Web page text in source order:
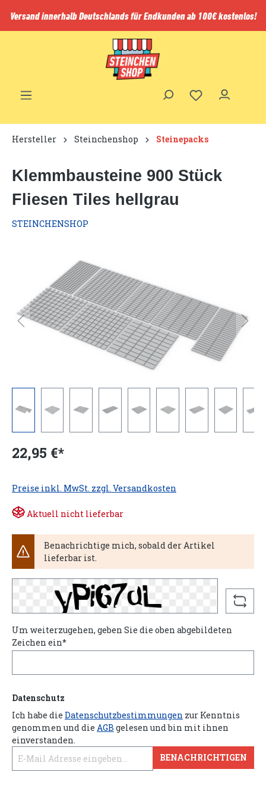
springen
Versand innerhalb Deutschlands für Endkunden ab 100€ kostenlos!
Hersteller Steinchenshop Steinepacks
Klemmbausteine 900 Stück
Fliesen Tiles hellgrau
STEINCHENSHOP
22,95 €*
Preise inkl. MwSt. zzgl. Versandkosten
Aktuell nicht lieferbar
Benachrichtige mich, sobald der Artikel
lieferbar ist.
Um weiterzugehen, geben Sie die oben abgebildeten
Zeichen ein*
Datenschutz
Ich habe die Datenschutzbestimmungen zur Kenntnis
genommen und die AGB gelesen und bin mit ihnen
einverstanden.
BENACHRICHTIGEN